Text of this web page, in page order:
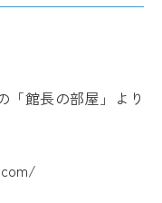
「館長の部屋」より